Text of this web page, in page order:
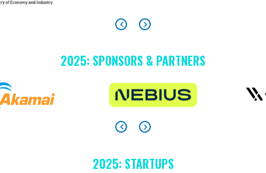
2025: SPONSORS & PARTNERS
2025: STARTUPS